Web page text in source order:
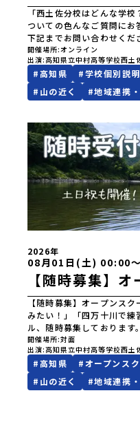
「西土佐分校はどんな学
ついての色んなご質問に
下記までお問い合わせく
たはお電話にてご連絡くだ
い合わせ先】TEL：
川村Instagram、西土佐分
HPhttps://
https://
開催場所 オンライン
出演 高知県立中村高等学校西土
#高知県 #学校個別説
# 山の近く #地域連携
2026年
08月01日(土) 00:00
【随時募集】
【随時募集】オープンス
みたい！」「四万十川で
ル、随時募集しておりま
校での生活を体験してみ
れかでお願いします
い合わせ先】TEL：
川村Instagram、西土佐分
開催場所 対面
出演 高知県立中村高等学校西土
#高知県 #オープンス
# 山の近く #地域連携